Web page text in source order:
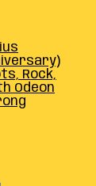
Rock,
Odeon